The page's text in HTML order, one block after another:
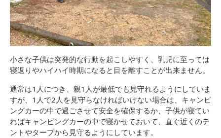
小さな子供は突発的な行動を起こしやすく、乳児に至っては
寝返りやハイハイ時期になると目を離すことが出来ません。
通常は1人につき、親1人が最低でも見守れるようにしていま
すが、1人で2人を見守らなければいけない場合は、キャンピ
ングカーの中で過ごさせて安全を確保するか、子供が寝てい
ればキャンピングカーの中で寝かせておいて、直ぐ近くのテ
ントやタープから見守るようにしています。